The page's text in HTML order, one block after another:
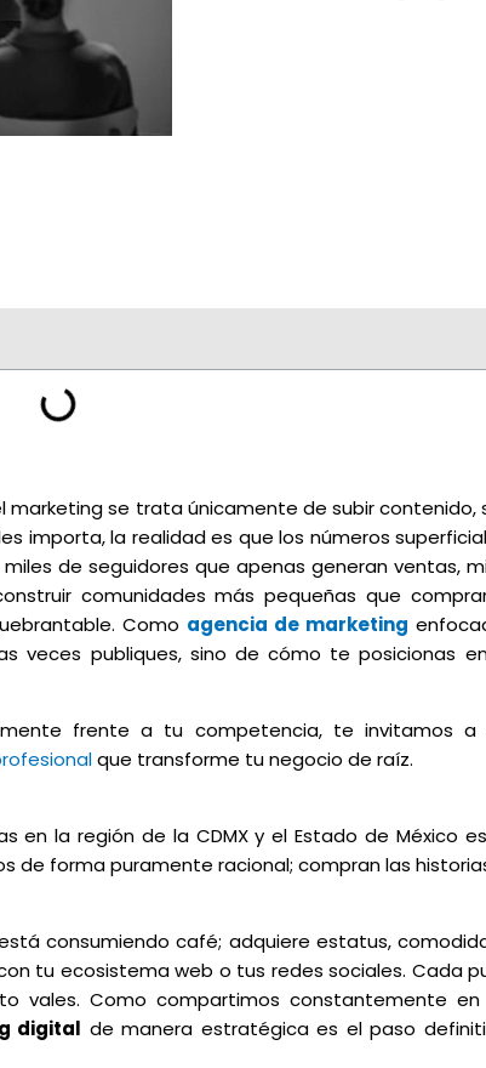
se trata únicamente de subir contenido,
importa, la realidad es que los números
de seguidores que apenas generan ventas,
comunidades más pequeñas que
Como agencia de marketing
veces publiques, sino de cómo te posicionas
frente a tu competencia, te invitamos a
que transforme tu negocio de raíz.
la región de la CDMX y el Estado de México
de forma puramente racional; compran las
consumiendo café; adquiere estatus,
tu ecosistema web o tus redes sociales. Cada
vales. Como compartimos constantemente en
digital de manera estratégica es el paso